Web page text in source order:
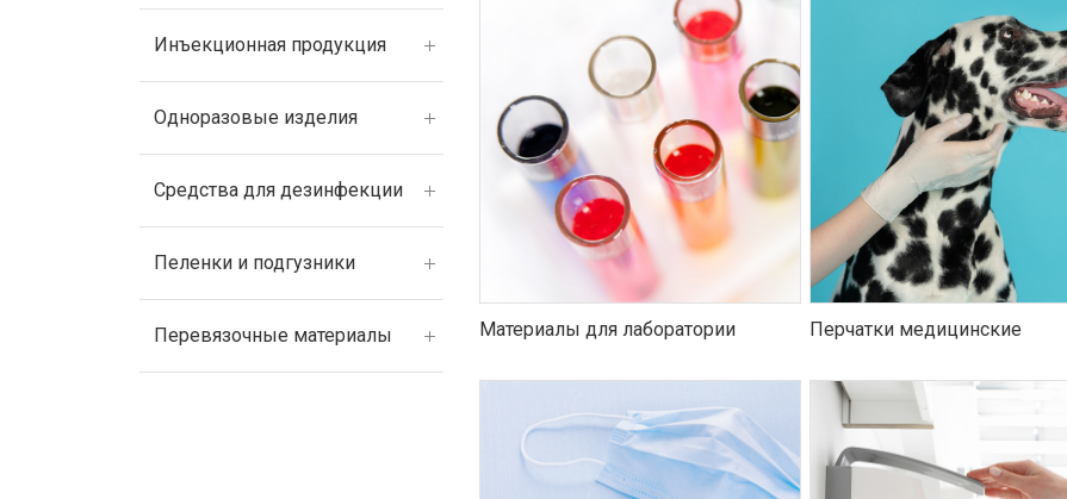
Инъекционная продукция
Одноразовые изделия
Средства для дезинфекции
Пеленки и подгузники
Перевязочные материалы Материалы для лаборатории Перчатки медицинские